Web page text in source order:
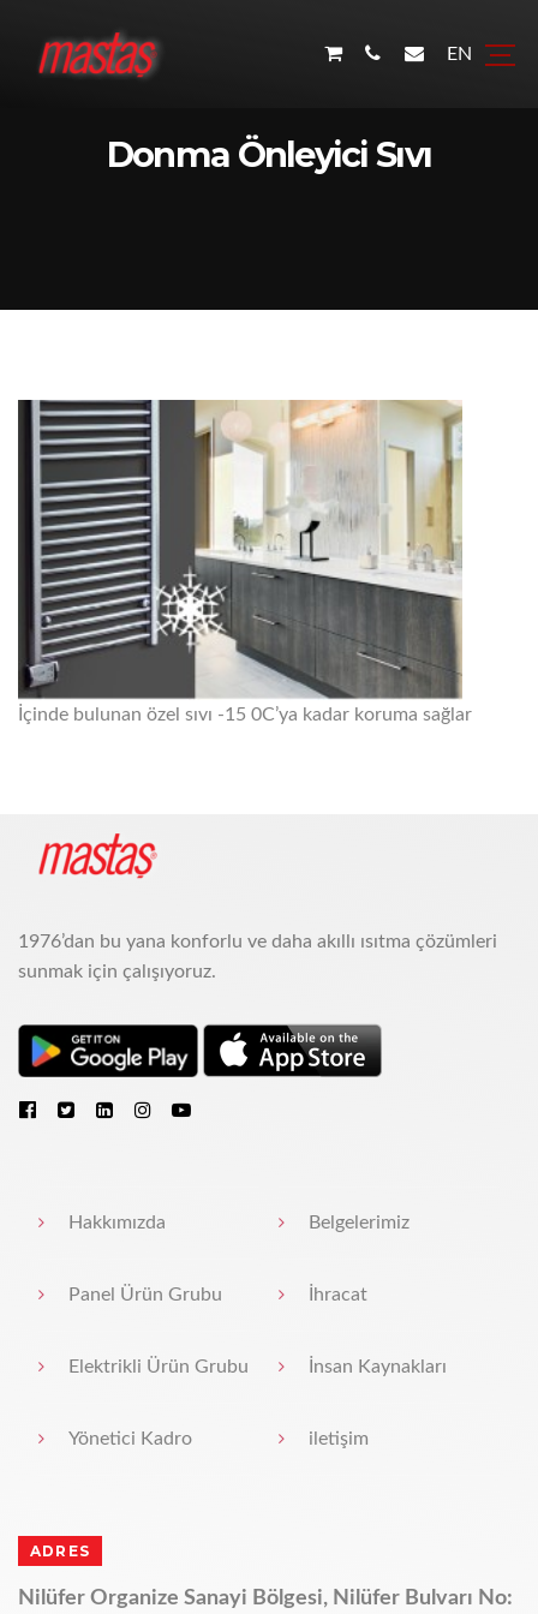
EN
Donma Önleyici Sıvı
İçinde bulunan özel sıvı -15 0C’ya kadar koruma sağlar
1976’dan bu yana konforlu ve daha akıllı ısıtma çözümleri
sunmak için çalışıyoruz.
Hakkımızda
Panel Ürün Grubu
Elektrikli Ürün Grubu
Yönetici Kadro
Belgelerimiz
İhracat
İnsan Kaynakları
iletişim
ADRES
Nilüfer Organize Sanayi Bölgesi, Nilüfer Bulvarı No: